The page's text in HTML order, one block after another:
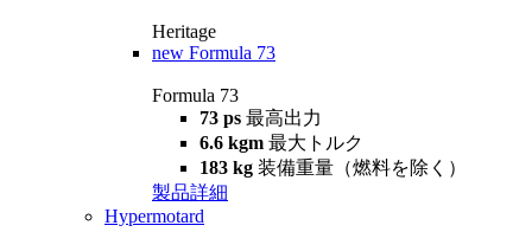
Heritage
new Formula 73
Formula 73
73 ps 最高出力
6.6 kgm 最大トルク
183 kg 装備重量（燃料を除く）
製品詳細
Hypermotard